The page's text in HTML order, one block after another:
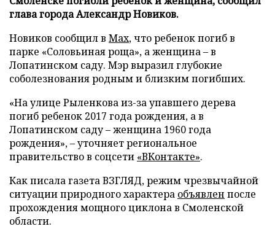
глава города Александр Новиков.
Новиков сообщил в Мах, что ребенок погиб в
парке «Соловьиная роща», а женщина – в
Лопатинском саду. Мэр выразил глубокие
соболезнования родным и близким погибших.
«На улице Рыленкова из-за упавшего дерева
погиб ребенок 2017 года рождения, а в
Лопатинском саду – женщина 1960 года
рождения», – уточняет региональное
правительство в соцсети «ВКонтакте».
Как писала газета ВЗГЛЯД, режим чрезвычайной
ситуации природного характера объявлен после
прохождения мощного циклона в Смоленской
области.